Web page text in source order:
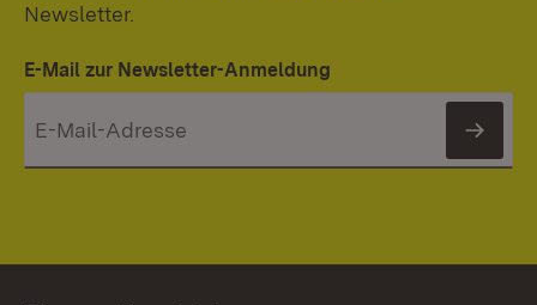
Newsletter.
E-Mail zur Newsletter-Anmeldung